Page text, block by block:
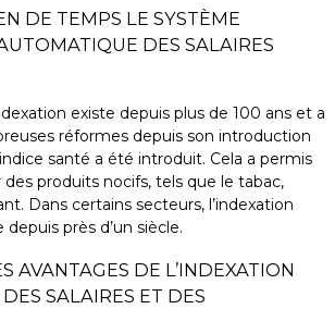
DE TEMPS LE SYSTÈME
DES SALAIRES
existe depuis plus de 100 ans et a
réformes depuis son introduction
santé a été introduit. Cela a permis
produits nocifs, tels que le tabac,
Dans certains secteurs, l’indexation
près d’un siècle.
AVANTAGES DE L’INDEXATION
SALAIRES ET DES